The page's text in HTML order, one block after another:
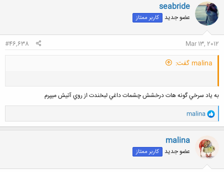
seabride
عضو جدید کاربر ممتاز
Mar 13, 2012
#46,638
malina گفت:
کلیک کنید تا باز شود...
به ياد سرخي گونه هات درخشش چشمات داغي لبخندت از روي آتيش ميپرم
و
ا
ک
ن
ش
ه
ا
malina
malina
عضو جدید کاربر ممتاز